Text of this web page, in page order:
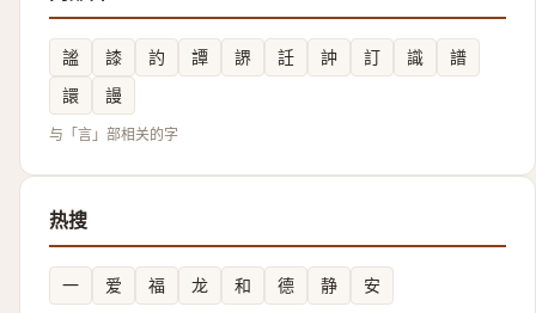
謐 䜉 訋 譚 䛺 䚾 訲 訂 識
譜
譞
謾
与「言」部相关的字
热搜
一 爱 福 龙 和 德 静 安